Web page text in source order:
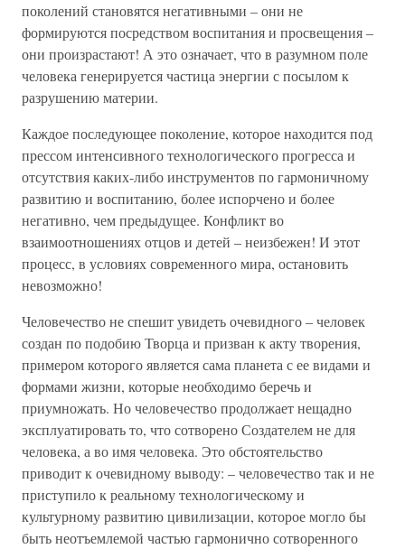
поколений становятся негативными – они не
формируются посредством воспитания и просвещения –
они произрастают! А это означает, что в разумном поле
человека генерируется частица энергии с посылом к
разрушению материи.
Каждое последующее поколение, которое находится под
прессом интенсивного технологического прогресса и
отсутствия каких-либо инструментов по гармоничному
развитию и воспитанию, более испорчено и более
негативно, чем предыдущее. Конфликт во
взаимоотношениях отцов и детей – неизбежен! И этот
процесс, в условиях современного мира, остановить
невозможно!
Человечество не спешит увидеть очевидного – человек
создан по подобию Творца и призван к акту творения,
примером которого является сама планета с ее видами и
формами жизни, которые необходимо беречь и
приумножать. Но человечество продолжает нещадно
эксплуатировать то, что сотворено Создателем не для
человека, а во имя человека. Это обстоятельство
приводит к очевидному выводу: – человечество так и не
приступило к реальному технологическому и
культурному развитию цивилизации, которое могло бы
быть неотъемлемой частью гармонично сотворенного